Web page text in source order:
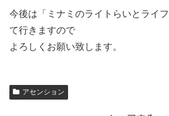
今後は「ミナミのライトらいとライ
て行きますので
よろしくお願い致します。
アセンション